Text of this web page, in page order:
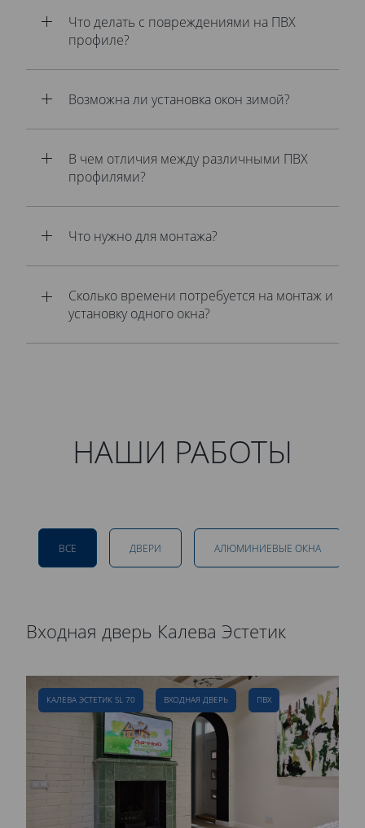
Что делать с повреждениями на ПВХ
профиле?
Возможна ли установка окон зимой?
В чем отличия между различными ПВХ
профилями?
Что нужно для монтажа?
Сколько времени потребуется на монтаж и
установку одного окна?
НАШИ РАБОТЫ
ВСЕ ДВЕРИ АЛЮМИНИЕВЫЕ ОКНА
Входная дверь Калева Эстетик
КАЛЕВА ЭСТЕТИК SL 70 ВХОДНАЯ ДВЕРЬ ПВХ